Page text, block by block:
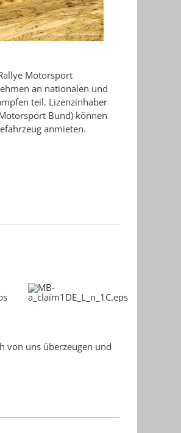
Motorsport
an nationalen und
teil. Lizenzinhaber
Bund) können
anmieten.
von uns überzeugen und